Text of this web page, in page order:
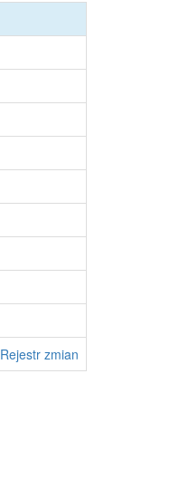
Rejestr zmian